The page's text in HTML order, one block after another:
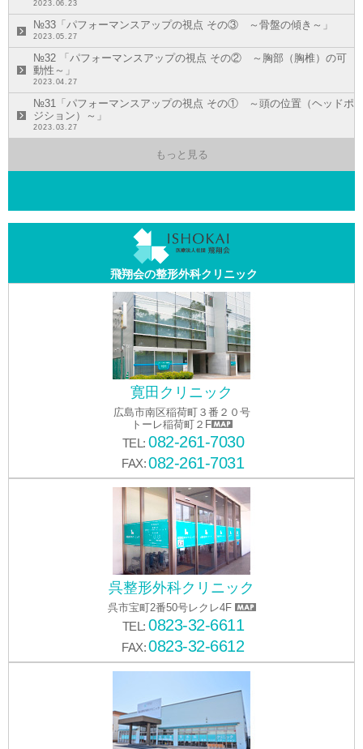
2023.06.23
№33「パフォーマンスアップの視点 その③ ～骨盤の傾き～」
2023.05.27
№32 「パフォーマンスアップの視点 その② ～胸部（胸椎）の可
動性～」
2023.04.27
№31「パフォーマンスアップの視点 その① ～頭の位置（ヘッドポ
ジション）～」
2023.03.27
もっと見る
飛翔会の整形外科クリニック
寛田クリニック
広島市南区稲荷町３番２０号
トーレ稲荷町２F
TEL: 082-261-7030
FAX:082-261-7031
呉整形外科クリニック
呉市宝町2番50号レクレ4F
TEL: 0823-32-6611
FAX:0823-32-6612